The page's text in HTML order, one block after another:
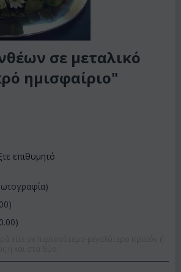
σε μεταλικό
ημισφαίριο"
επιθυμητό
)
)